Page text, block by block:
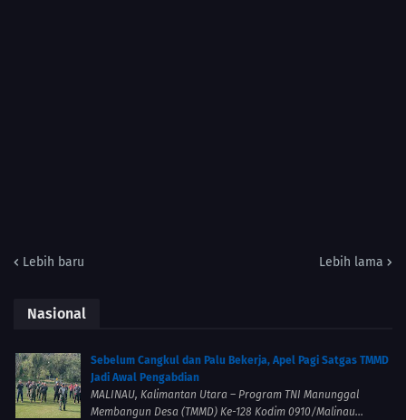
Lebih baru Lebih lama
Nasional
Sebelum Cangkul dan Palu Bekerja, Apel Pagi Satgas TMMD
Jadi Awal Pengabdian
MALINAU, Kalimantan Utara – Program TNI Manunggal
Membangun Desa (TMMD) Ke-128 Kodim 0910/Malinau...